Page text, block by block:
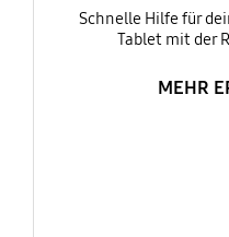
Schnelle Hilfe für
Tablet mit der
MEHR